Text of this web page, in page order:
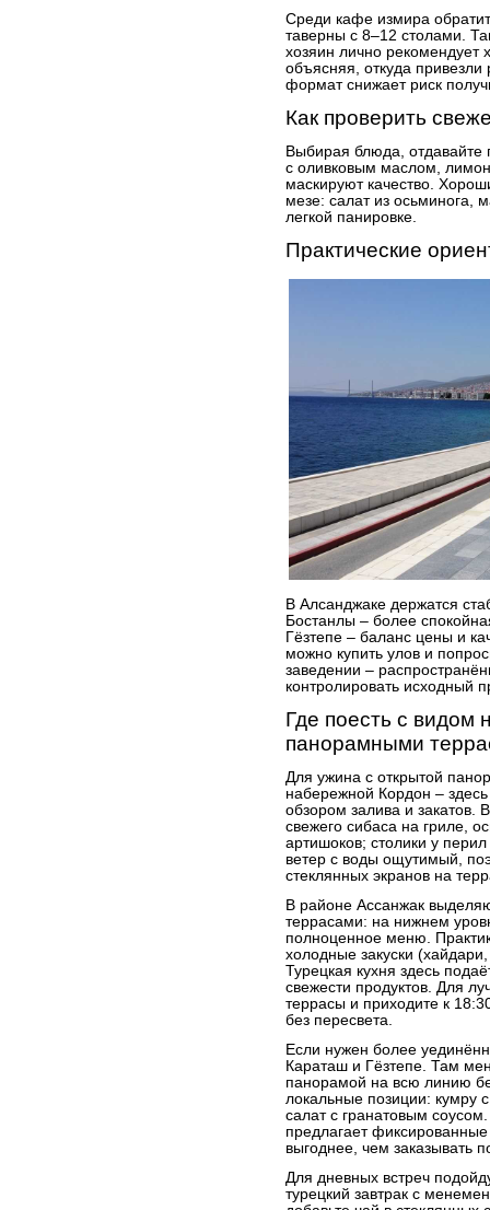
Среди кафе измирa
таверны с 8–12 столами.
хозяин лично рекомендует
объясняя, откуда
формат снижает риск
Как проверить
Выбирая блюда, отдавайте
с оливковым маслом,
маскируют качество.
мезе: салат из осьминога,
легкой панировке.
Практические
В Алсанджаке держатся
Бостанлы – более
Гёзтепе – баланс цены и
можно купить улов и
заведении –
контролировать исходный
Где поесть с видом
панорамными
Для ужина с открытой
набережной Кордон –
обзором залива и закатов.
свежего сибаса на гриле,
артишоков; столики у
ветер с воды ощутимый,
стеклянных экранов на
В районе Ассанжак
террасами: на нижнем
полноценное меню.
холодные закуски
Турецкая кухня здесь
свежести продуктов. Для
террасы и приходите к
без пересвета.
Если нужен более
Караташ и Гёзтепе. Там
панорамой на всю линию
локальные позиции:
салат с гранатовым
предлагает
выгоднее, чем заказывать
Для дневных встреч
турецкий завтрак с